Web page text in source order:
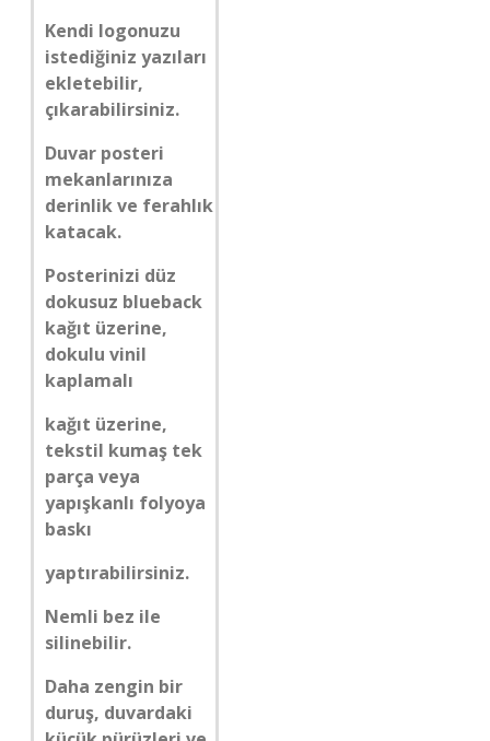
Kendi logonuzu
istediğiniz yazıları
ekletebilir,
çıkarabilirsiniz.
Duvar posteri
mekanlarınıza
derinlik ve ferahlık
katacak.
Posterinizi düz
dokusuz blueback
kağıt üzerine,
dokulu vinil
kaplamalı
kağıt üzerine,
tekstil kumaş tek
parça veya
yapışkanlı folyoya
baskı
yaptırabilirsiniz.
Nemli bez ile
silinebilir.
Daha zengin bir
duruş, duvardaki